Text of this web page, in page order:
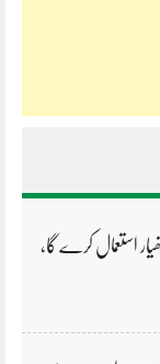
استعمال کرے گا،